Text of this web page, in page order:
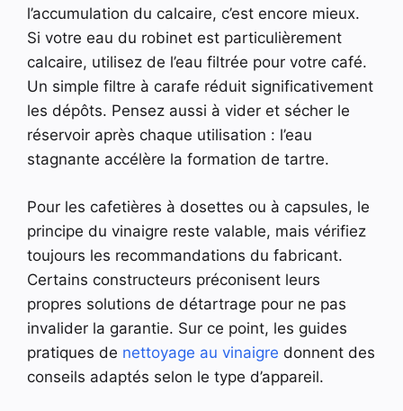
l’accumulation du calcaire, c’est encore mieux.
Si votre eau du robinet est particulièrement
calcaire, utilisez de l’eau filtrée pour votre café.
Un simple filtre à carafe réduit significativement
les dépôts. Pensez aussi à vider et sécher le
réservoir après chaque utilisation : l’eau
stagnante accélère la formation de tartre.
Pour les cafetières à dosettes ou à capsules, le
principe du vinaigre reste valable, mais vérifiez
toujours les recommandations du fabricant.
Certains constructeurs préconisent leurs
propres solutions de détartrage pour ne pas
invalider la garantie. Sur ce point, les guides
pratiques de nettoyage au vinaigre donnent des
conseils adaptés selon le type d’appareil.